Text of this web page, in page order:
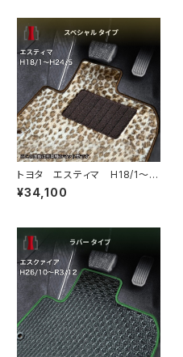
トヨタ エスティマ H18/1〜H
24/5（前期） 50系 フロアマ
ット一式 カーマット スペシャ
¥34,100